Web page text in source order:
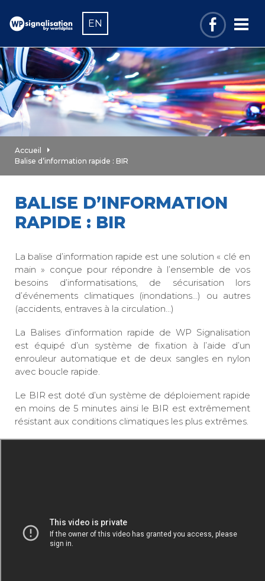
EN
Accueil
Balise d’information rapide : BIR
BALISE D’INFORMATION
RAPIDE : BIR
La balise d’information rapide est une solution « clé en
main » conçue pour répondre à l’ensemble de vos
besoins d’informatisations, de sécurisation lors
d’événements climatiques (inondations…) ou autres
(accidents, entraves à la circulation…)
La Balises d’information rapide de WP Signalisation
est équipé d’un système de fixation à l’aide d’un
enrouleur automatique et de deux sangles en nylon
avec boucle rapide.
Le BIR est doté d’un système de déploiement rapide
en moins de 5 minutes ainsi le BIR est extrêmement
résistant aux conditions climatiques les plus extrêmes.